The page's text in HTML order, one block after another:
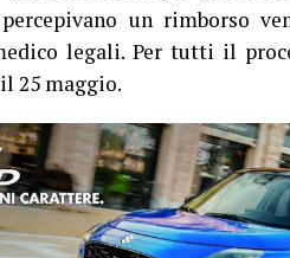
un rimborso
legali. Per tutti il
25 maggio.